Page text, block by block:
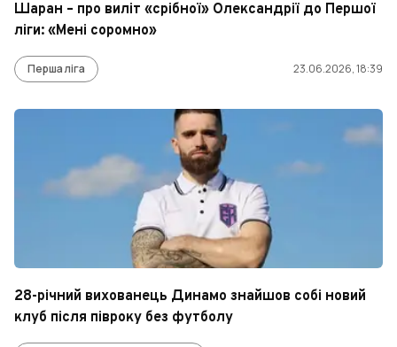
Шаран – про виліт «срібної» Олександрії до Першої
ліги: «Мені соромно»
Перша ліга 23.06.2026, 18:39
28-річний вихованець Динамо знайшов собі новий
клуб після півроку без футболу